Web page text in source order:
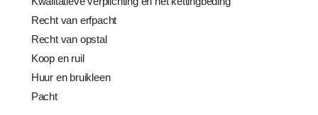
Recht van erfpacht
Recht van opstal
Koop en ruil
Huur en bruikleen
Pacht